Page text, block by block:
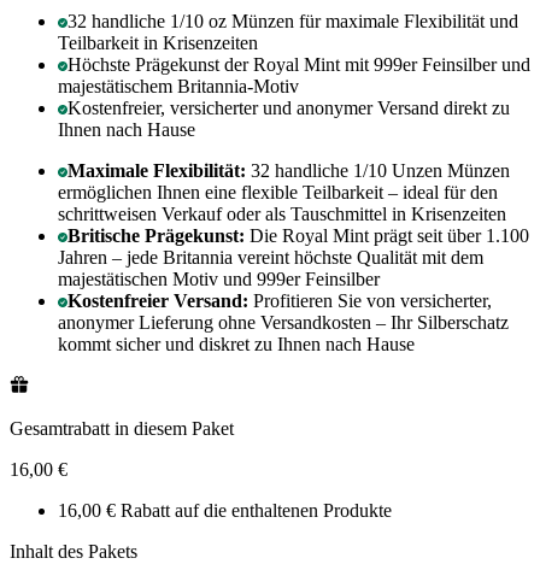
32 handliche 1/10 oz Münzen für maximale Flexibilität und
Teilbarkeit in Krisenzeiten
Höchste Prägekunst der Royal Mint mit 999er Feinsilber und
majestätischem Britannia-Motiv
Kostenfreier, versicherter und anonymer Versand direkt zu
Ihnen nach Hause
Maximale Flexibilität: 32 handliche 1/10 Unzen Münzen
ermöglichen Ihnen eine flexible Teilbarkeit – ideal für den
schrittweisen Verkauf oder als Tauschmittel in Krisenzeiten
Britische Prägekunst: Die Royal Mint prägt seit über 1.100
Jahren – jede Britannia vereint höchste Qualität mit dem
majestätischen Motiv und 999er Feinsilber
Kostenfreier Versand: Profitieren Sie von versicherter,
anonymer Lieferung ohne Versandkosten – Ihr Silberschatz
kommt sicher und diskret zu Ihnen nach Hause
Gesamtrabatt in diesem Paket
16,00 €
16,00 € Rabatt auf die enthaltenen Produkte
Inhalt des Pakets